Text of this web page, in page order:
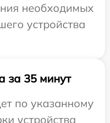
необходимых
устройства
за 35 минут
по указанному
устройства